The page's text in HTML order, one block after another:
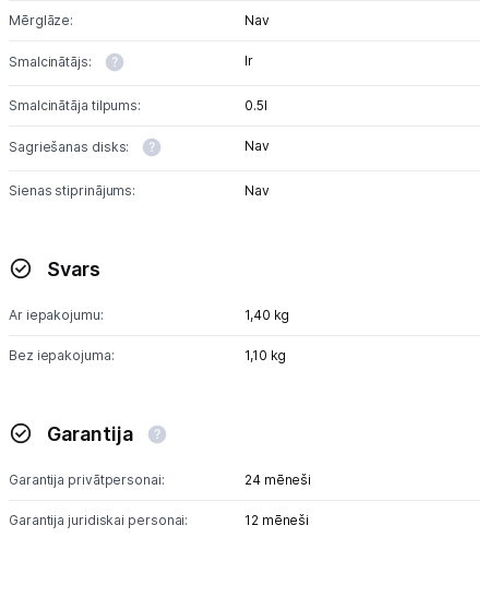
Mērglāze: Nav
Smalcinātājs: Ir
Smalcinātāja tilpums: 0.5l
Sagriešanas disks: Nav
Sienas stiprinājums: Nav
Svars
Ar iepakojumu: 1,40 kg
Bez iepakojuma: 1,10 kg
Garantija
Garantija privātpersonai: 24 mēneši
Garantija juridiskai personai: 12 mēneši